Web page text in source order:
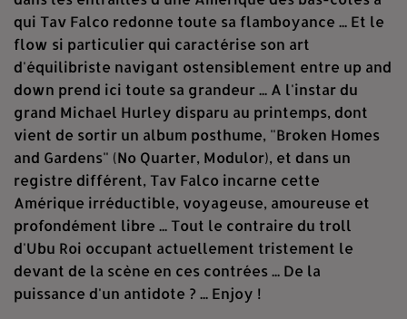
qui Tav Falco redonne toute sa flamboyance ... Et le
flow si particulier qui caractérise son art
d'équilibriste navigant ostensiblement entre up and
down prend ici toute sa grandeur ... A l'instar du
grand Michael Hurley disparu au printemps, dont
vient de sortir un album posthume, "Broken Homes
and Gardens" (No Quarter, Modulor), et dans un
registre différent, Tav Falco incarne cette
Amérique irréductible, voyageuse, amoureuse et
profondément libre ... Tout le contraire du troll
d'Ubu Roi occupant actuellement tristement le
devant de la scène en ces contrées ... De la
puissance d'un antidote ? ... Enjoy !